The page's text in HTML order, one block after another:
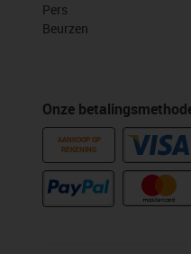
Pers
Beurzen
Onze
AANKOOP OP
REKENING